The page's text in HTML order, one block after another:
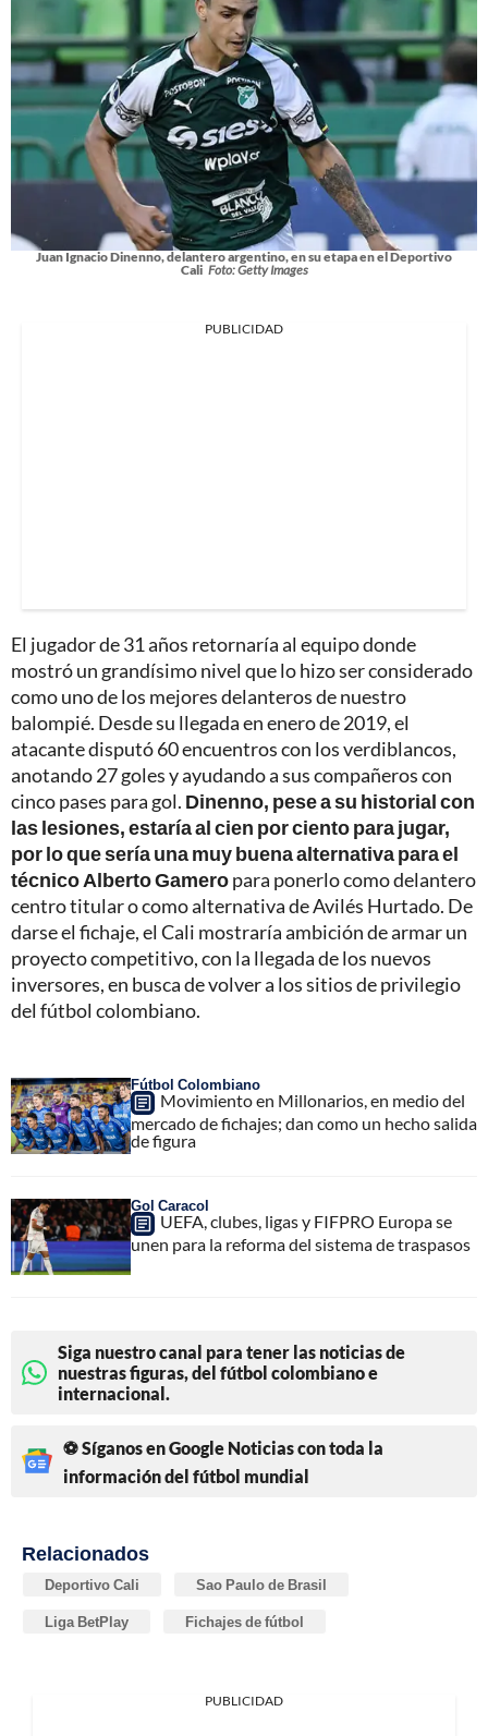
Juan Ignacio Dinenno, delantero argentino, en su etapa en el Deportivo
Cali Foto: Getty Images
PUBLICIDAD
El jugador de 31 años retornaría al equipo donde
mostró un grandísimo nivel que lo hizo ser considerado
como uno de los mejores delanteros de nuestro
balompié. Desde su llegada en enero de 2019, el
atacante disputó 60 encuentros con los verdiblancos,
anotando 27 goles y ayudando a sus compañeros con
cinco pases para gol. Dinenno, pese a su historial con
las lesiones, estaría al cien por ciento para jugar,
por lo que sería una muy buena alternativa para el
técnico Alberto Gameropara ponerlo como delantero
centro titular o como alternativa de Avilés Hurtado. De
darse el fichaje, el Cali mostraría ambición de armar un
proyecto competitivo, con la llegada de los nuevos
inversores, en busca de volver a los sitios de privilegio
del fútbol colombiano.
Fútbol Colombiano
Movimiento en Millonarios, en medio del
mercado de fichajes; dan como un hecho salida
de figura
Gol Caracol
UEFA, clubes, ligas y FIFPRO Europa se
unen para la reforma del sistema de traspasos
Siga nuestro canal para tener las noticias de
nuestras figuras, del fútbol colombiano e
internacional.
⚽ Síganos en Google Noticias con toda la
información del fútbol mundial
Relacionados
Deportivo Cali Sao Paulo de Brasil
Liga BetPlay Fichajes de fútbol
PUBLICIDAD